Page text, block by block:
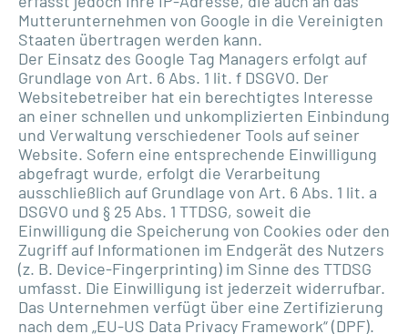
Mutterunternehmen von Google in die Vereinigten
Staaten übertragen werden kann.
Der Einsatz des Google Tag Managers erfolgt auf
Grundlage von Art. 6 Abs. 1 lit. f DSGVO. Der
Websitebetreiber hat ein berechtigtes Interesse
an einer schnellen und unkomplizierten Einbindung
und Verwaltung verschiedener Tools auf seiner
Website. Sofern eine entsprechende Einwilligung
abgefragt wurde, erfolgt die Verarbeitung
ausschließlich auf Grundlage von Art. 6 Abs. 1 lit. a
DSGVO und § 25 Abs. 1 TTDSG, soweit die
Einwilligung die Speicherung von Cookies oder den
Zugriff auf Informationen im Endgerät des Nutzers
(z. B. Device-Fingerprinting) im Sinne des TTDSG
umfasst. Die Einwilligung ist jederzeit widerrufbar.
Das Unternehmen verfügt über eine Zertifizierung
nach dem „EU-US Data Privacy Framework“ (DPF).